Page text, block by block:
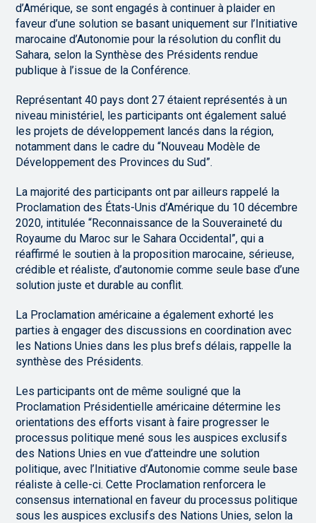
d’Amérique, se sont engagés à continuer à plaider en
faveur d’une solution se basant uniquement sur l’Initiative
marocaine d’Autonomie pour la résolution du conflit du
Sahara, selon la Synthèse des Présidents rendue
publique à l’issue de la Conférence.
Représentant 40 pays dont 27 étaient représentés à un
niveau ministériel, les participants ont également salué
les projets de développement lancés dans la région,
notamment dans le cadre du “Nouveau Modèle de
Développement des Provinces du Sud”.
La majorité des participants ont par ailleurs rappelé la
Proclamation des États-Unis d’Amérique du 10 décembre
2020, intitulée “Reconnaissance de la Souveraineté du
Royaume du Maroc sur le Sahara Occidental”, qui a
réaffirmé le soutien à la proposition marocaine, sérieuse,
crédible et réaliste, d’autonomie comme seule base d’une
solution juste et durable au conflit.
La Proclamation américaine a également exhorté les
parties à engager des discussions en coordination avec
les Nations Unies dans les plus brefs délais, rappelle la
synthèse des Présidents.
Les participants ont de même souligné que la
Proclamation Présidentielle américaine détermine les
orientations des efforts visant à faire progresser le
processus politique mené sous les auspices exclusifs
des Nations Unies en vue d’atteindre une solution
politique, avec l’Initiative d’Autonomie comme seule base
réaliste à celle-ci. Cette Proclamation renforcera le
consensus international en faveur du processus politique
sous les auspices exclusifs des Nations Unies, selon la